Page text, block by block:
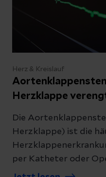
Herz & Kreislauf
Herzklappe
Die
Herzklappe) ist die
per Katheter oder
macht. Erfahren Sie,